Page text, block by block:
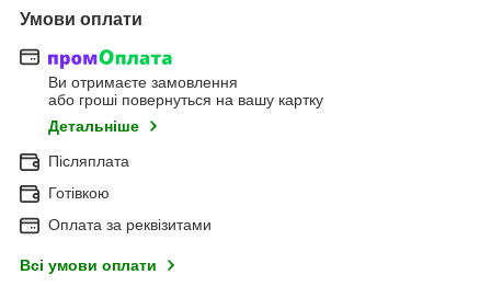
Умови оплати
Ви отримаєте замовлення
або гроші повернуться на вашу картку
Детальніше
Післяплата
Готівкою
Оплата за реквізитами
Всі умови оплати